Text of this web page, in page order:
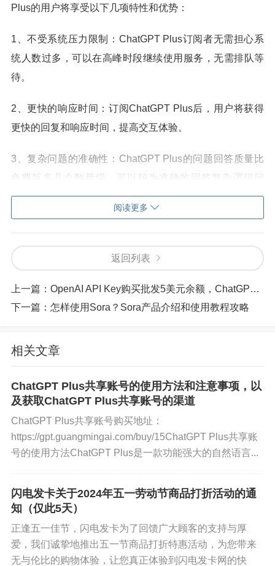
Plus的用户将享受以下几项特性和优势：
1、不受系统压力限制：ChatGPT Plus订阅者无需担心系
统人数过多，可以在高峰时段继续使用服务，无需排队等
待。
2、更快的响应时间：订阅ChatGPT Plus后，用户将获得
更快的回复和响应时间，提高交互体验。
3、复杂问题的准确性：ChatGPT Plus的问题回答质量比
免费版多几个数量级，可以较为准确的回答复杂逻辑问
题。
前获得ChatGPT的新功能和改进，第一时间体验最新的更
新。
5、可以使用DALLE 3绘图，可以识别图片进行分析
7、可以创建和使用GPTs，可以很方便的使用GPTStore上
能，其他的功能均无法使用，而且只能回答相对比较简单
的提问，且受用户访问量限制，用户体验较差。
阅读更多
返回列表
上一篇： OpenAI API Key购买批发5美元余额，ChatGPT模型GPT3.5、GPT4.0直连APIKey和转发APIKey购买批发代充值，可自定义余额，安全稳定不限速
下一篇： 怎样使用Sora？Sora产品介绍和使用教程攻略
相关文章
ChatGPT Plus共享账号的使用方法和注意事项，以
及获取ChatGPT Plus共享账号的渠道
ChatGPT Plus共享账号购买地址：
https://gpt.guangmingai.com/buy/15ChatGPT Plus共享账
号的使用方法ChatGPT Plus是一款功能强大的自然语言...
闪电发卡关于2024年五一劳动节商品打折活动的通
知（仅此5天）
正逢五一佳节，闪电发卡为了回馈广大顾客的支持与厚
爱，我们诚挚地推出五一节商品打折特惠活动，为您带来
无与伦比的购物体验，让您真正体验到闪电发卡网的快